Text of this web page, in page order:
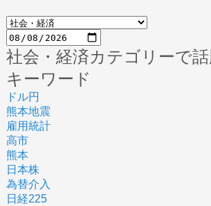
社会・経済カテゴリーで
キーワード
ドル円
熊本地震
雇用統計
高市
熊本
日本株
為替介入
日経225